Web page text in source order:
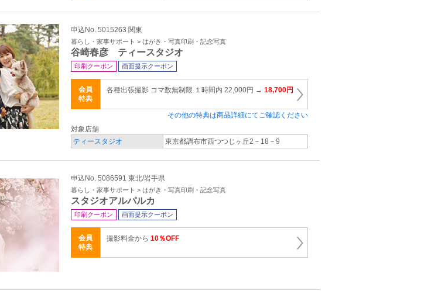
申込No. 5015263 関東
暮らし・家事サポート > はがき・写真印刷・記念写真
谷崎春彦 ティースタジオ
印刷クーポン 画面提示クーポン
会員
特典
各種出張撮影 コマ数無制限 １時間内 22,000円 → 18,700円
その他の特典は商品詳細にてご確認ください
対象店舗
ティースタジオ
東京都調布市西つつじヶ丘2－18－9
申込No. 5086591 東北/岩手県
暮らし・家事サポート > はがき・写真印刷・記念写真
スタジオアルパルカ
印刷クーポン 画面提示クーポン
会員
特典
撮影料金から 10％OFF